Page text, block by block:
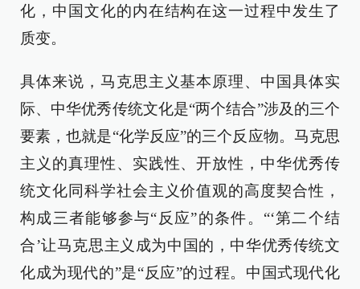
化，中国文化的内在结构在这一过程中发生了
质变。
具体来说，马克思主义基本原理、中国具体实
际、中华优秀传统文化是“两个结合”涉及的三个
要素，也就是“化学反应”的三个反应物。马克思
主义的真理性、实践性、开放性，中华优秀传
统文化同科学社会主义价值观的高度契合性，
构成三者能够参与“反应”的条件。“‘第二个结
合’让马克思主义成为中国的，中华优秀传统文
化成为现代的”是“反应”的过程。中国式现代化